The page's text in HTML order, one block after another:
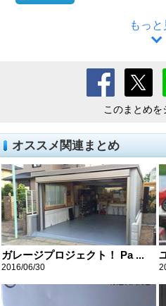
もっと
このまとめを
オススメ関連まとめ
ガレージプロジェクト！ Pa ...
2016/06/30